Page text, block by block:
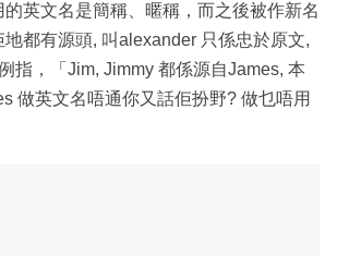
英文名是簡稱、暱稱，而之後被作新名
都有源頭, 叫alexander 只係忠於原文,
指，「Jim, Jimmy 都係源自James, 本
做英文名唔通你又話佢扮野? 做乜唔用